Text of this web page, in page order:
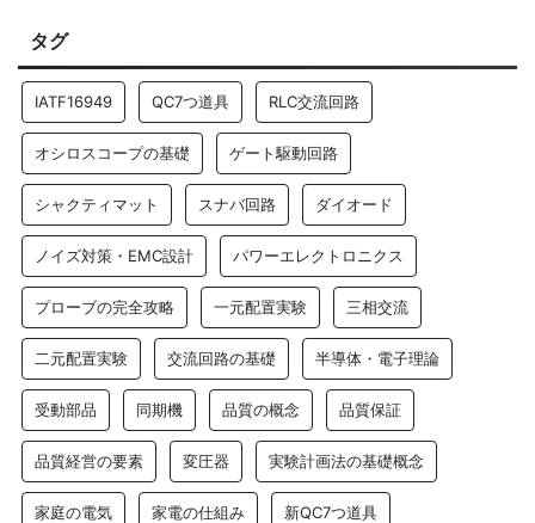
タグ
IATF16949 QC7つ道具 RLC交流回路
オシロスコープの基礎 ゲート駆動回路
シャクティマット スナバ回路 ダイオード
ノイズ対策・EMC設計 パワーエレクトロニクス
プローブの完全攻略 一元配置実験 三相交流
二元配置実験 交流回路の基礎 半導体・電子理論
受動部品 同期機 品質の概念 品質保証
品質経営の要素 変圧器 実験計画法の基礎概念
家庭の電気 家電の仕組み 新QC7つ道具